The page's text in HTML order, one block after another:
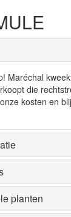
Maréchal
die
kosten en
planten